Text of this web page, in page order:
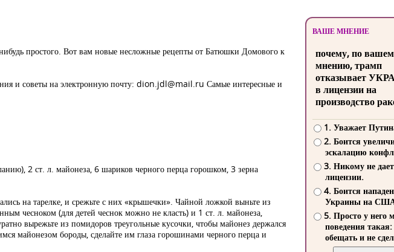
простого. Вот вам новые несложные рецепты от Батюшки Домового к
и советы на электронную почту: dion.jdl@mail.ru Самые интересные и
2 ст. л. майонеза, 6 шариков черного перца горошком, 3 зерна
на тарелке, и срежьте с них «крышечки». Чайной ложкой выньте из
чесноком (для детей чеснок можно не класть) и 1 ст. л. майонеза,
вырежьте из помидоров треугольные кусочки, чтобы майонез держался
майонезом бороды, сделайте им глаза горошинами черного перца и
ВАШЕ МНЕНИЕ
почему, по
мнению, трамп
отказывает
в лицензии на
производство
1. Уважает
2. Боится
эскалацию
3. Никому не
лицензии.
4. Боится
Украины на
5. Просто у него
поведения такая:
обещать и не